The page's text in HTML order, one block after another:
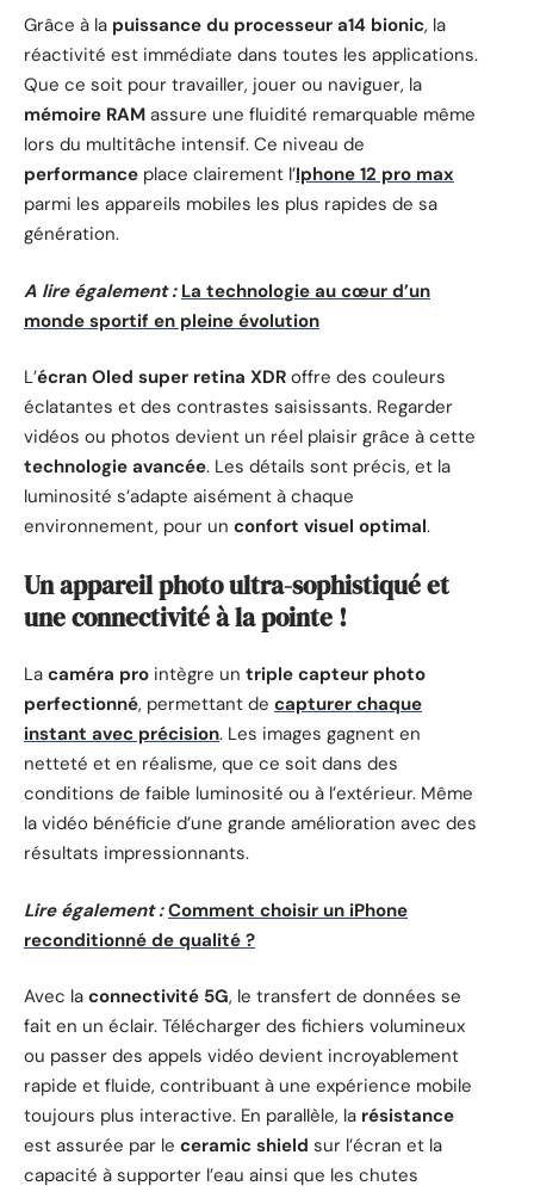
Grâce à la puissance du processeur a14 bionic, la
réactivité est immédiate dans toutes les applications.
Que ce soit pour travailler, jouer ou naviguer, la
mémoire RAM assure une fluidité remarquable même
lors du multitâche intensif. Ce niveau de
performance place clairement l’Iphone 12 pro max
parmi les appareils mobiles les plus rapides de sa
génération.
A lire également : La technologie au cœur d’un
monde sportif en pleine évolution
L’écran Oled super retina XDR offre des couleurs
éclatantes et des contrastes saisissants. Regarder
vidéos ou photos devient un réel plaisir grâce à cette
technologie avancée. Les détails sont précis, et la
luminosité s’adapte aisément à chaque
environnement, pour un confort visuel optimal.
Un appareil photo ultra-sophistiqué et
une connectivité à la pointe !
La caméra pro intègre un triple capteur photo
perfectionné, permettant de capturer chaque
instant avec précision. Les images gagnent en
netteté et en réalisme, que ce soit dans des
conditions de faible luminosité ou à l’extérieur. Même
la vidéo bénéficie d’une grande amélioration avec des
résultats impressionnants.
Lire également : Comment choisir un iPhone
reconditionné de qualité ?
Avec la connectivité 5G, le transfert de données se
fait en un éclair. Télécharger des fichiers volumineux
ou passer des appels vidéo devient incroyablement
rapide et fluide, contribuant à une expérience mobile
toujours plus interactive. En parallèle, la résistance
est assurée par le ceramic shield sur l’écran et la
capacité à supporter l’eau ainsi que les chutes